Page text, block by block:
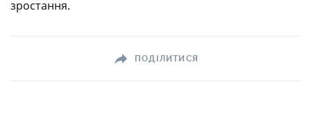
зростання.
ПОДІЛИТИСЯ